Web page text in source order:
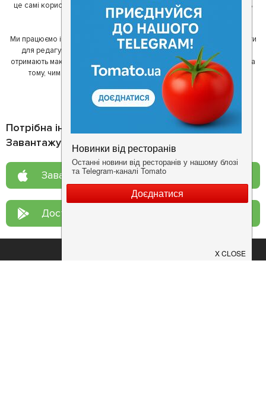
це самі користувачі, які діляться своїми враженнями і допомагають
один одному у виборі кращих місць.
Ми працюємо і з ресторанами. Для них ми надаємо зручні інструменти
для редагування інформації про себе - в результаті відвідувачі
отримають максимум інформації, а ресторан зможе зосередитися на
тому, чим він любить займатися більше всього - смачній їжі.
Потрібна інформація про заклад?
Завантажуйте додаток!
Завантажте у App Store
Доступно у